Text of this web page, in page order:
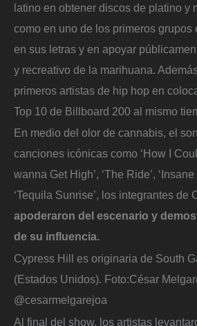
latino en obtener discos de platino y
como en uno de los primeros grupos
en sus letras y en apoyar
y recreativo de la marihuana.
primeros artistas de hip hop en
Top 10 de Billboard 200 al mismo
En medio del olor de cannabis, el
canciones icónicas como ‘How I
wanna Get High’, ‘The Ride’,
‘Tequila Sunrise’, los integrantes de
apoderaron del escenario y
de su influencia.
Cypress Hill es originaria de South
(Estados Unidos). Foto:César
@cesarmelgarejoa
Al final del show, los artistas